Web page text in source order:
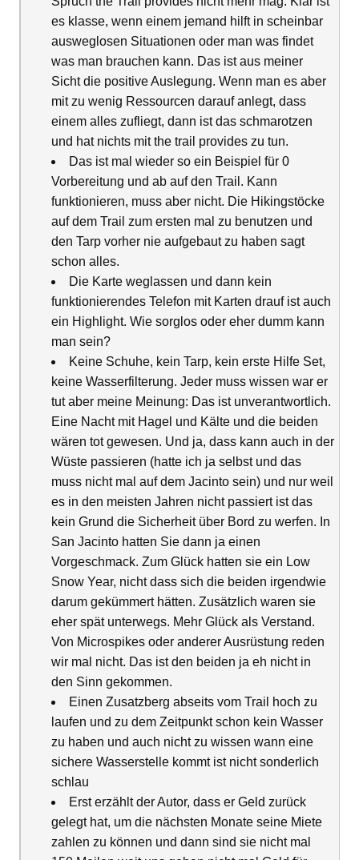
es klasse, wenn einem jemand hilft in scheinbar
ausweglosen Situationen oder man was findet
was man brauchen kann. Das ist aus meiner
Sicht die positive Auslegung. Wenn man es aber
mit zu wenig Ressourcen darauf anlegt, dass
einem alles zufliegt, dann ist das schmarotzen
und hat nichts mit the trail provides zu tun.
Das ist mal wieder so ein Beispiel für 0
Vorbereitung und ab auf den Trail. Kann
funktionieren, muss aber nicht. Die Hikingstöcke
auf dem Trail zum ersten mal zu benutzen und
den Tarp vorher nie aufgebaut zu haben sagt
schon alles.
Die Karte weglassen und dann kein
funktionierendes Telefon mit Karten drauf ist auch
ein Highlight. Wie sorglos oder eher dumm kann
man sein?
Keine Schuhe, kein Tarp, kein erste Hilfe Set,
keine Wasserfilterung. Jeder muss wissen war er
tut aber meine Meinung: Das ist unverantwortlich.
Eine Nacht mit Hagel und Kälte und die beiden
wären tot gewesen. Und ja, dass kann auch in der
Wüste passieren (hatte ich ja selbst und das
muss nicht mal auf dem Jacinto sein) und nur weil
es in den meisten Jahren nicht passiert ist das
kein Grund die Sicherheit über Bord zu werfen. In
San Jacinto hatten Sie dann ja einen
Vorgeschmack. Zum Glück hatten sie ein Low
Snow Year, nicht dass sich die beiden irgendwie
darum gekümmert hätten. Zusätzlich waren sie
eher spät unterwegs. Mehr Glück als Verstand.
Von Microspikes oder anderer Ausrüstung reden
wir mal nicht. Das ist den beiden ja eh nicht in
den Sinn gekommen.
Einen Zusatzberg abseits vom Trail hoch zu
laufen und zu dem Zeitpunkt schon kein Wasser
zu haben und auch nicht zu wissen wann eine
sichere Wasserstelle kommt ist nicht sonderlich
schlau
Erst erzählt der Autor, dass er Geld zurück
gelegt hat, um die nächsten Monate seine Miete
zahlen zu können und dann sind sie nicht mal